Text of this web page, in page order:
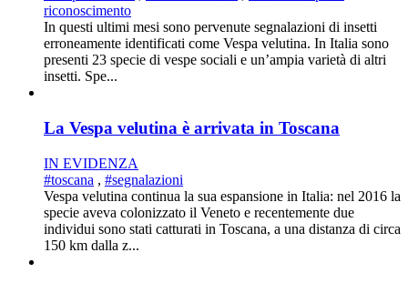
riconoscimento
In questi ultimi mesi sono pervenute segnalazioni di insetti
erroneamente identificati come Vespa velutina. In Italia sono
presenti 23 specie di vespe sociali e un’ampia varietà di altri
insetti. Spe...
La Vespa velutina è arrivata in Toscana
IN EVIDENZA
#toscana , #segnalazioni
Vespa velutina continua la sua espansione in Italia: nel 2016 la
specie aveva colonizzato il Veneto e recentemente due
individui sono stati catturati in Toscana, a una distanza di circa
150 km dalla z...